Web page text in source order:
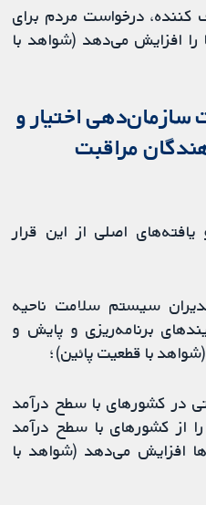
کننده، درخواست مردم برای
را افزایش می‌دهد (شواهد با
سازمان‌دهی اختیار و
مراقبت
اصلی از این قرار
سیستم سلامت ناحیه
برنامه‌ریزی و پایش و
(شواهد با قطعیت پائین)؛
در کشور‌های با سطح درآمد
را از کشور‌های با سطح درآمد
افزایش می‌دهد (شواهد با